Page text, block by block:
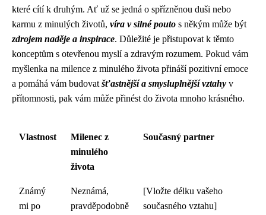
které cítí k druhým. Ať už se jedná o spřízněnou duši nebo
karmu z minulých životů, víra v silné pouto s někým může být
zdrojem naděje a inspirace. Důležité je přistupovat k těmto
konceptům s otevřenou myslí a zdravým rozumem. Pokud vám
myšlenka na milence z minulého života přináší pozitivní emoce
a pomáhá vám budovat šťastnější a smysluplnější vztahy v
přítomnosti, pak vám může přinést do života mnoho krásného.
Vlastnost
Milenec z
minulého
života
Současný partner
Známý
mi po
Neznámá,
pravděpodobně
[Vložte délku vašeho
současného vztahu]